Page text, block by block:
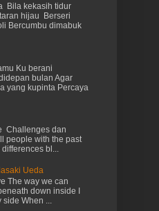
Bila kekasih tidur
hijau Berseri
Bercumbu dimabuk
Ku berani
bulan Agar
yang kupinta Percaya
Challenges dan
people with the past
bl...
Ueda
The way we can
down inside I
side When ...